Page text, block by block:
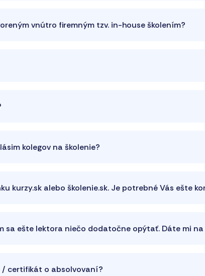
vnútro firemným tzv. in-house školením?
kolegov na školenie?
kurzy.sk alebo školenie.sk. Je potrebné Vás ešte
sa ešte lektora niečo dodatočne opýtať. Dáte mi
/ certifikát o absolvovaní?